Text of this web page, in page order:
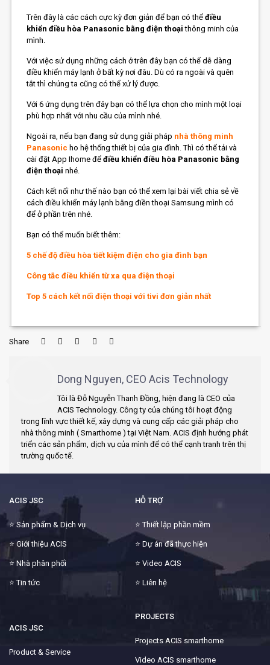
Trên đây là các cách cực kỳ đơn giản để bạn có thểđiều
khiển điều hòa Panasonic bằng điện thoại thông minh của
mình.
Với việc sử dụng những cách ở trên đây bạn có thể dễ dàng
điều khiển máy lạnh ở bất kỳ nơi đâu. Dù có ra ngoài và quên
tắt thì chúng ta cũng có thể xử lý được.
Với 6 ứng dụng trên đây bạn có thể lựa chọn cho mình một loại
phù hợp nhất với nhu cầu của mình nhé.
Ngoài ra, nếu bạn đang sử dụng giải pháp nhà thông minh
Panasonic ho hệ thống thiết bị của gia đình. Thì có thể tải và
cài đặt App Ihome đểđiều khiển điều hòa Panasonic bằng
điện thoại nhé.
Cách kết nối như thế nào bạn có thể xem lại bài viết chia sẻ về
cách điều khiển máy lạnh bằng điền thoại Samsung mình có
để ở phần trên nhé.
Bạn có thể muốn biết thêm:
5 chế độ điều hòa tiết kiệm điện cho gia đình bạn
Công tắc điều khiển từ xa qua điện thoại
Top 5 cách kết nối điện thoại với tivi đơn giản nhất
Share
Dong Nguyen, CEO Acis Technology
Tôi là Đỗ Nguyễn Thanh Đồng, hiện đang là CEO của
ACIS Technology. Công ty của chúng tôi hoạt động
trong lĩnh vực thiết kế, xây dựng và cung cấp các giải pháp cho
nhà thông minh ( Smarthome ) tại Việt Nam. ACIS định hướng phát
triển các sản phẩm, dịch vụ của mình để có thể cạnh tranh trên thị
trường quốc tế.
ACIS JSC
⭐Sản phẩm & Dịch vụ
⭐ Giới thiệu ACIS
⭐ Nhà phân phối
⭐Tin tức
ACIS JSC
Product & Service
HỖ TRỢ
⭐Thiết lập phần mềm
⭐ Dự án đã thực hiện
⭐ Video ACIS
⭐ Liên hệ
PROJECTS
Projects ACIS smarthome
Video ACIS smarthome